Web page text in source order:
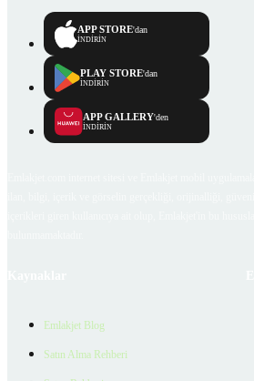
APP STORE'dan
İNDİRİN
PLAY STORE'dan
İNDİRİN
APP GALLERY'den
İNDİRİN
Emlakjet Blog
Satın Alma Rehberi